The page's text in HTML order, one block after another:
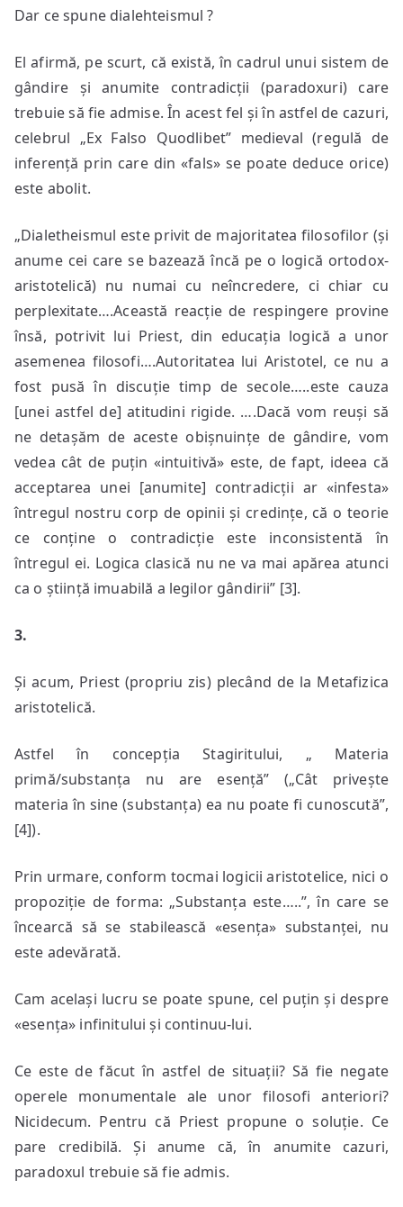
Dar ce spune dialehteismul ?
El afirmă, pe scurt, că există, în cadrul unui sistem de
gândire și anumite contradicții (paradoxuri) care
trebuie să fie admise. În acest fel și în astfel de cazuri,
celebrul „Ex Falso Quodlibet” medieval (regulă de
inferență prin care din «fals» se poate deduce orice)
este abolit.
„Dialetheismul este privit de majoritatea filosofilor (și
anume cei care se bazează încă pe o logică ortodox-
aristotelică) nu numai cu neîncredere, ci chiar cu
perplexitate….Această reacție de respingere provine
însă, potrivit lui Priest, din educația logică a unor
asemenea filosofi….Autoritatea lui Aristotel, ce nu a
fost pusă în discuție timp de secole…..este cauza
[unei astfel de] atitudini rigide. ….Dacă vom reuși să
ne detașăm de aceste obișnuințe de gândire, vom
vedea cât de puțin «intuitivă» este, de fapt, ideea că
acceptarea unei [anumite] contradicții ar «infesta»
întregul nostru corp de opinii și credințe, că o teorie
ce conține o contradicție este inconsistentă în
întregul ei. Logica clasică nu ne va mai apărea atunci
ca o știință imuabilă a legilor gândirii” [3].
3.
Și acum, Priest (propriu zis) plecând de la Metafizica
aristotelică.
Astfel în concepția Stagiritului, „ Materia
primă/substanța nu are esență” („Cât privește
materia în sine (substanța) ea nu poate fi cunoscută”,
[4]).
Prin urmare, conform tocmai logicii aristotelice, nici o
propoziție de forma: „Substanța este…..”, în care se
încearcă să se stabilească «esența» substanței, nu
este adevărată.
Cam același lucru se poate spune, cel puțin și despre
«esența» infinitului și continuu-lui.
Ce este de făcut în astfel de situații? Să fie negate
operele monumentale ale unor filosofi anteriori?
Nicidecum. Pentru că Priest propune o soluție. Ce
pare credibilă. Și anume că, în anumite cazuri,
paradoxul trebuie să fie admis.